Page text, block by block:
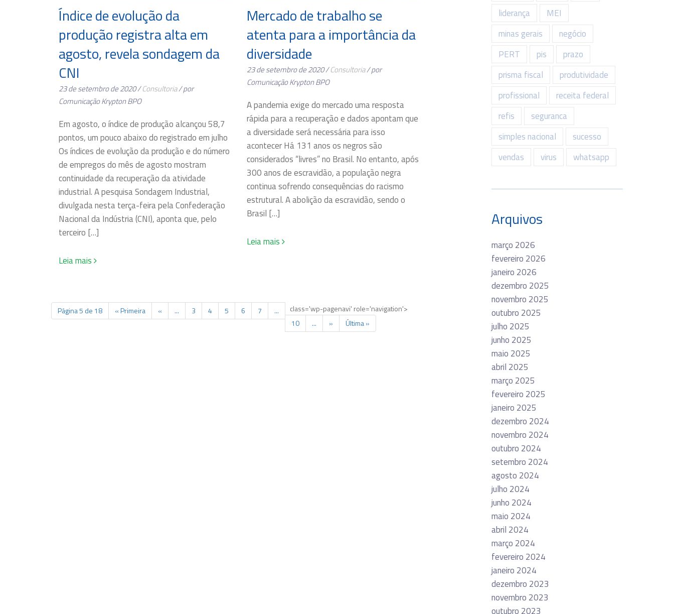
Índice de evolução da
produção registra alta em
agosto, revela sondagem da
CNI
23 de setembro de 2020 /Consultoria/ por
Comunicação Krypton BPO
Em agosto, o índice de produção alcançou 58,7
pontos, um pouco abaixo do registrado em julho
Os índices de evolução da produção e do número
de empregos do mês de agosto mostram
continuidade da recuperação da atividade
industrial. A pesquisa Sondagem Industrial,
divulgada nesta terça-feira pela Confederação
Nacional da Indústria (CNI), aponta que, pelo
terceiro […]
Leia mais
Mercado de trabalho se
atenta para a importância da
diversidade
23 de setembro de 2020 /Consultoria/ por
Comunicação Krypton BPO
A pandemia exige do mercado uma resposta
rápida para a recuperação e dados apontam que
a diversidade será necessária para isso
acontecer Há 131 anos os negros são
considerados “livres” no Brasil. No entanto, após
300 anos de escravidão, a população negra
continua sofrendo consequências do racismo
estrutural. A abolição da escravidão, sendo o
Brasil […]
Leia mais
class='wp-pagenavi' role='navigation'>
Página 5 de 18 « Primeira « ... 3 4 5 6 7
...
10
... » Última »
liderança
MEI
minas gerais
negócio
PERT
pis
prazo
prisma fiscal
produtividade
profissional
receita federal
refis
seguranca
simples nacional
sucesso
vendas
virus whatsapp
Arquivos
março 2026
fevereiro 2026
janeiro 2026
dezembro 2025
novembro 2025
outubro 2025
julho 2025
junho 2025
maio 2025
abril 2025
março 2025
fevereiro 2025
janeiro 2025
dezembro 2024
novembro 2024
outubro 2024
setembro 2024
agosto 2024
julho 2024
junho 2024
maio 2024
abril 2024
março 2024
fevereiro 2024
janeiro 2024
dezembro 2023
novembro 2023
outubro 2023